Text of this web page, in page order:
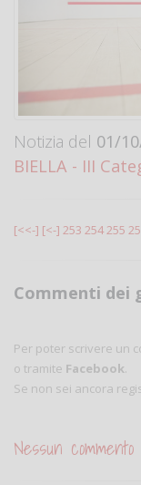
Notizia del 01/
BIELLA - III
[<<-] [<-] 253 254255
Commenti dei
Per poter scrivere un
o tramite Facebook.
Se non sei ancora
Nessun